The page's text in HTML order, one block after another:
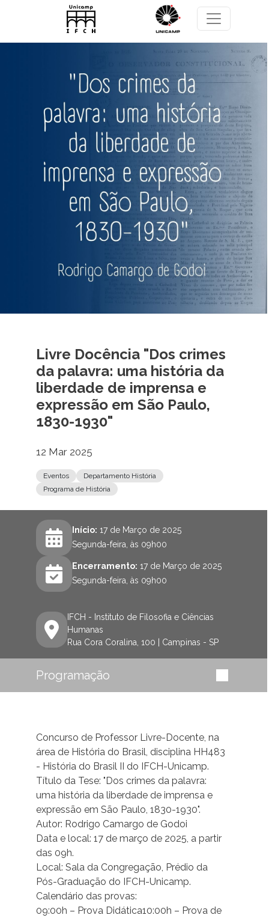
Pular para o conteúdo principal
Livre Docência "Dos crimes
da palavra: uma história da
liberdade de imprensa e
expressão em São Paulo,
1830-1930"
12 Mar 2025
Eventos
Departamento História
Programa de História
Início: 17 de Março de 2025
Segunda-feira, às 09h00
Encerramento: 17 de Março de 2025
Segunda-feira, às 09h00
IFCH - Instituto de Filosofia e Ciências
Humanas
Rua Cora Coralina, 100 | Campinas - SP
Programação
Concurso de Professor Livre-Docente, na
área de História do Brasil, disciplina HH483
- História do Brasil II do IFCH-Unicamp.
Título da Tese: "Dos crimes da palavra:
uma história da liberdade de imprensa e
expressão em São Paulo, 1830-1930".
Autor: Rodrigo Camargo de Godoi
Data e local: 17 de março de 2025, a partir
das 09h.
Local: Sala da Congregação, Prédio da
Pós-Graduação do IFCH-Unicamp.
Calendário das provas:
09:00h – Prova Didática10:00h – Prova de